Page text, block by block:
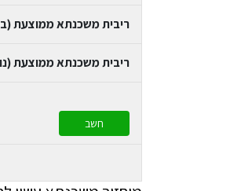
ריבית משכנתא ממוצעת
ריבית משכנתא ממוצעת